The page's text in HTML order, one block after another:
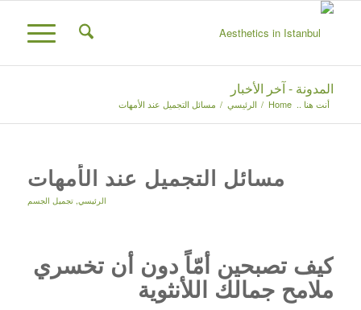
المدونة - آخر الأخبار
أنت هنا .. Home
/ الرئيسي / مسائل التجميل عند الأمهات
مسائل التجميل عند الأمهات
الرئيسي,تجميل الجسم
كيف تصبحين أمّاً دون أن تخسري
ملامح جمالك اللأنثوية